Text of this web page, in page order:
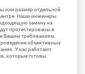
или размер отдельной
Наши инженеры
замену на
протестированы в
Вашим требованиям.
объективных
У нас работают
которые готовы